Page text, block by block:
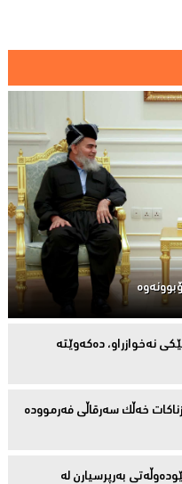
نەخوازراو، دەكەوێتە
خەڵک سەرقاڵى فەرموودە
بەرپرسیارن لە